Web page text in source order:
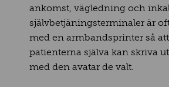
ankomst, vägledning och
självbetjäningsterminaler är
med en armbandsprinter så
patienterna själva kan skriva
med den avatar de valt.